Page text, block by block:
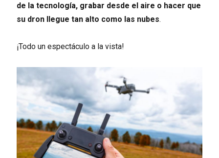
de la tecnología, grabar desde el aire o hacer que
su dron llegue tan alto como las nubes.
¡Todo un espectáculo a la vista!